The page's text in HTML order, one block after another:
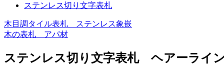
ステンレス切り文字表札
投
稿
ナ
木目調タイル表札 ステンレス象嵌
木の表札 アパ材
ステンレス切り文字表札 ヘアーライ